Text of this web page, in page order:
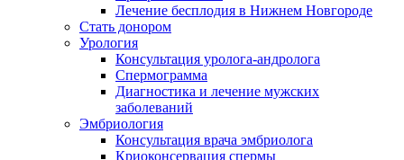
Лечение бесплодия в Нижнем Новгороде
Стать донором
Урология
Консультация уролога-андролога
Спермограмма
Диагностика и лечение мужских
заболеваний
Эмбриология
Консультация врача эмбриолога
Криоконсервация спермы